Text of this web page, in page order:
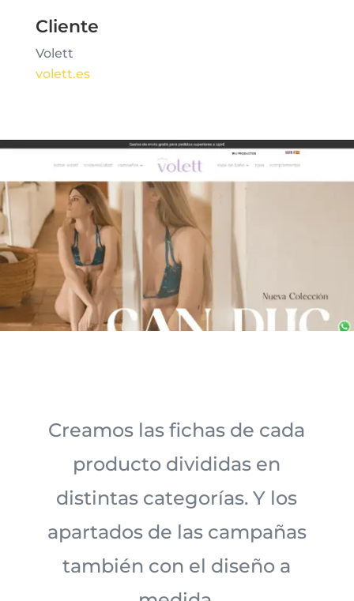
Cliente
Volett
volett.es
Creamos las fichas de cada
producto divididas en
distintas categorías. Y los
apartados de las campañas
también con el diseño a